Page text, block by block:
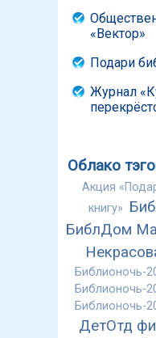
«Вектор»
Подари
Журнал
Облако
Акция
книгу»
БиблДом
Библионочь-
Библионочь-
Библионочь-
ДетОтд